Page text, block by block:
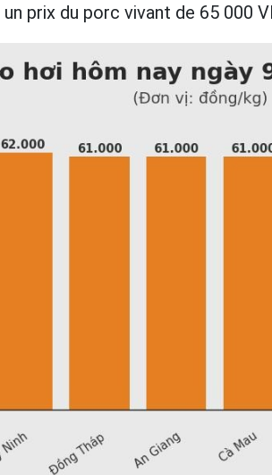
prix du porc vivant de 65 000